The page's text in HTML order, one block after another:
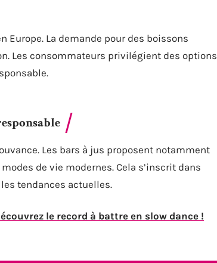
Europe. La demande pour des boissons
Les consommateurs privilégient des options
Les bars à jus proposent notamment
de vie modernes. Cela s’inscrit dans
tendances actuelles.
le record à battre en slow dance !